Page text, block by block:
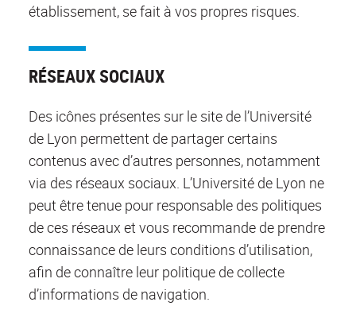
établissement, se fait à vos propres risques.
RÉSEAUX SOCIAUX
Des icônes présentes sur le site de l’Université
de Lyon permettent de partager certains
contenus avec d’autres personnes, notamment
via des réseaux sociaux. L’Université de Lyon ne
peut être tenue pour responsable des politiques
de ces réseaux et vous recommande de prendre
connaissance de leurs conditions d’utilisation,
afin de connaître leur politique de collecte
d’informations de navigation.